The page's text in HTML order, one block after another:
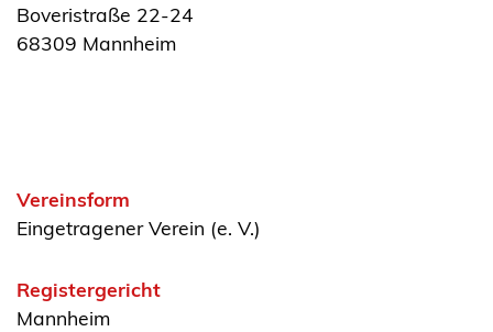
Boveristraße 22-24
68309 Mannheim
Vereinsform
Eingetragener Verein (e. V.)
Registergericht
Mannheim